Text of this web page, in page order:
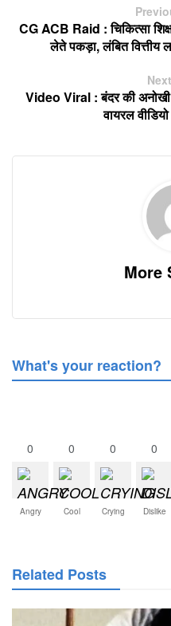
CG ACB Raid : चिकित्सा
लेते पकड़ा, लंबित वित्तीय
Video Viral : बंदर की अनोखी
वायरल
More
What's your reaction?
0
Angry
0
Cool
0
Crying
0
Dislike
Related Posts